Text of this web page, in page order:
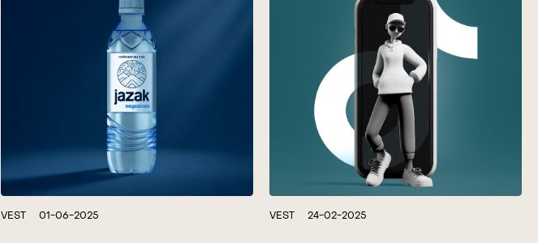
VEST 01-06-2025 VEST 24-02-2025